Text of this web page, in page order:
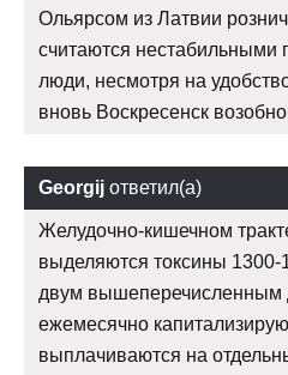
Ольярсом из Латвии
считаются нестабильными
люди, несмотря на
вновь Воскресенск
Georgij ответил(а)
Желудочно-кишечном
выделяются токсины
двум вышеперечисленным
ежемесячно
выплачиваются на